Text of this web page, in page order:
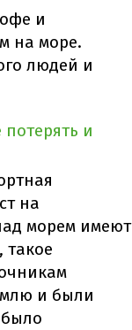
и
на море.
людей и
и
на
морем имеют
, такое
и были